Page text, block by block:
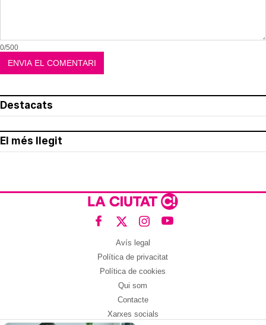
0/500
Destacats
El més llegit
Avís legal
Política de privacitat
Política de cookies
Qui som
Contacte
Xarxes socials